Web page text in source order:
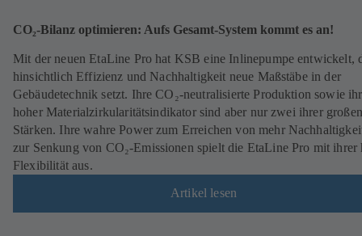
CO₂-Bilanz optimieren: Aufs Gesamt-System kommt es an!
Mit der neuen EtaLine Pro hat KSB eine Inlinepumpe entwickelt,
hinsichtlich Effizienz und Nachhaltigkeit neue Maßstäbe in der
Gebäudetechnik setzt. Ihre CO₂-neutralisierte Produktion sowie ihr
hoher Materialzirkularitätsindikator sind aber nur zwei ihrer großen
Stärken. Ihre wahre Power zum Erreichen von mehr
zur Senkung von CO₂-Emissionen spielt die EtaLine Pro mit ihrer
Flexibilität aus.
Artikel lesen